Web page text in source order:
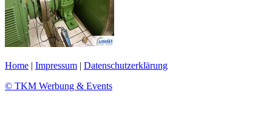
Home | Impressum | Datenschutzerklärung
© TKM Werbung & Events